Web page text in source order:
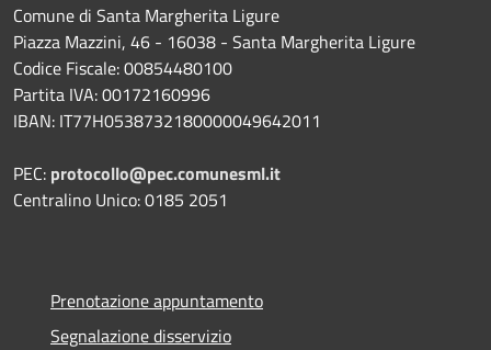
Comune di Santa Margherita Ligure
Piazza Mazzini, 46 - 16038 - Santa Margherita Ligure
Codice Fiscale: 00854480100
Partita IVA: 00172160996
IBAN: IT77H0538732180000049642011
PEC: protocollo@pec.comunesml.it
Centralino Unico: 0185 2051
Prenotazione appuntamento
Segnalazione disservizio